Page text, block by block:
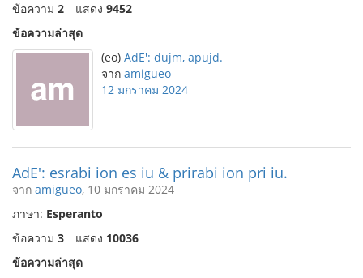
ข้อความ 2 แสดง 9452
ข้อความล่าสุด
(eo) AdE': dujm, apujd.
จาก amigueo
12 มกราคม 2024
AdE': esrabi ion es iu & prirabi ion pri iu.
จาก amigueo, 10 มกราคม 2024
ภาษา: Esperanto
ข้อความ 3 แสดง 10036
ข้อความล่าสุด